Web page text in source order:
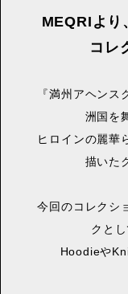
MEQRIより
コレ
『満州アヘン
洲国を
ヒロインの麗華
描いた
今回のコレクシ
クと
Hoodieや